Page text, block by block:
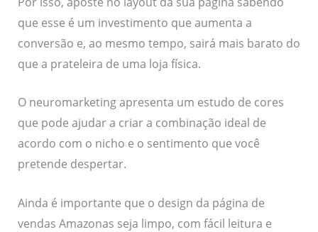
que esse é um investimento que aumenta a
conversão e, ao mesmo tempo, sairá mais barato do
que a prateleira de uma loja física.
O neuromarketing apresenta um estudo de cores
que pode ajudar a criar a combinação ideal de
acordo com o nicho e o sentimento que você
pretende despertar.
Ainda é importante que o design da página de
vendas Amazonas seja limpo, com fácil leitura e